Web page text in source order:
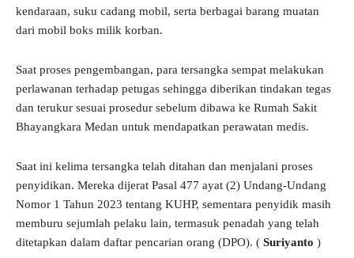
kendaraan, suku cadang mobil, serta berbagai barang muatan
dari mobil boks milik korban.
Saat proses pengembangan, para tersangka sempat melakukan
perlawanan terhadap petugas sehingga diberikan tindakan tegas
dan terukur sesuai prosedur sebelum dibawa ke Rumah Sakit
Bhayangkara Medan untuk mendapatkan perawatan medis.
Saat ini kelima tersangka telah ditahan dan menjalani proses
penyidikan. Mereka dijerat Pasal 477 ayat (2) Undang-Undang
Nomor 1 Tahun 2023 tentang KUHP, sementara penyidik masih
memburu sejumlah pelaku lain, termasuk penadah yang telah
ditetapkan dalam daftar pencarian orang (DPO). ( Suriyanto )